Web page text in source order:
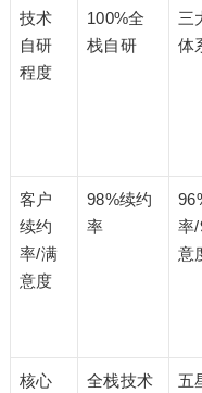
技术
自研
程度
100%全
栈自研
三
体
客户
续约
率/满
意度
98%续约
率
率/
意
核心
全栈技术
五